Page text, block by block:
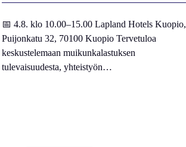
📅 4.8. klo 10.00–15.00 Lapland Hotels Kuopio,
Puijonkatu 32, 70100 Kuopio Tervetuloa
keskustelemaan muikunkalastuksen
tulevaisuudesta, yhteistyön…